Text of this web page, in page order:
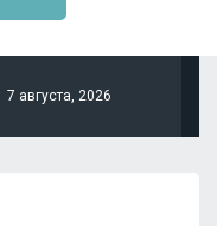
7 августа, 2026